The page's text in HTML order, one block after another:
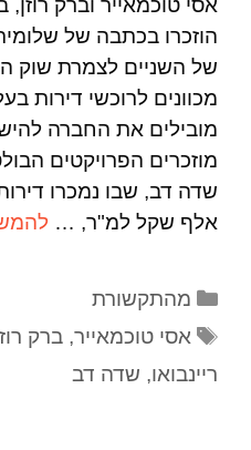
הוזכרו בכתבה של
של השניים לצמרת שוק
מכוונים לרוכשי דירות
מובילים את החברה
מוזכרים הפרויקטים
אלף שקל למ"ר, …
מהתקשורת
אסי טוכמאייר,ברק
ריינבואו, שדה דב